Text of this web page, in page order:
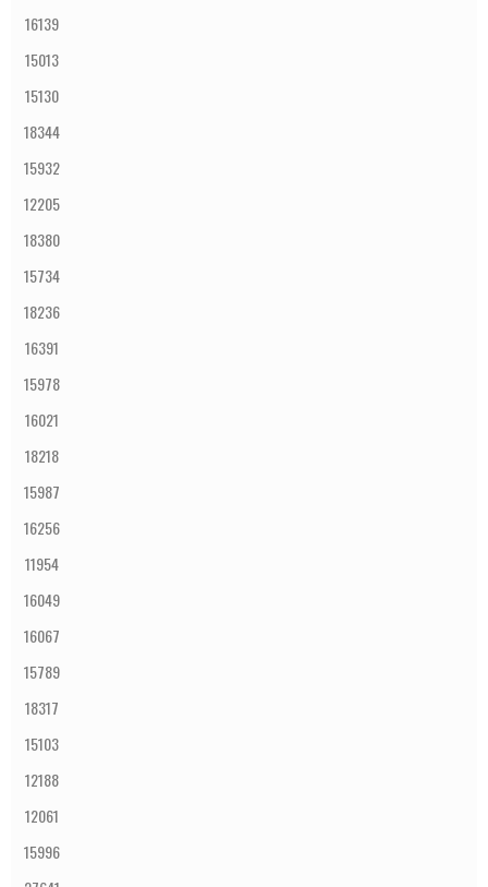
16139
15013
15130
18344
15932
12205
18380
15734
18236
16391
15978
16021
18218
15987
16256
11954
16049
16067
15789
18317
15103
12188
12061
15996